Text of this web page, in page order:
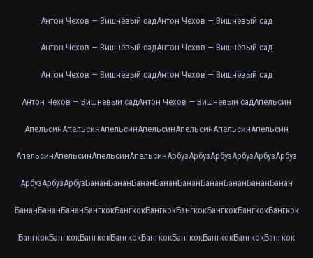
Антон Чехов — Вишнёвый садАнтон Чехов — Вишнёвый сад
Антон Чехов — Вишнёвый садАнтон Чехов — Вишнёвый сад
Антон Чехов — Вишнёвый садАнтон Чехов — Вишнёвый сад
Антон Чехов — Вишнёвый садАнтон Чехов — Вишнёвый садАпельсин
АпельсинАпельсинАпельсинАпельсинАпельсинАпельсинАпельсин
АпельсинАпельсинАпельсинАпельсинАрбузАрбузАрбузАрбузАрбузАрбуз
АрбузАрбузАрбузБананБананБананБананБананБананБананБананБанан
БананБананБананБангкокБангкокБангкокБангкокБангкокБангкокБангкок
БангкокБангкокБангкокБангкокБангкокБангкокБангкокБангкокБангкок